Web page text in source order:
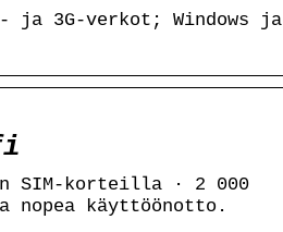
ja 3G-verkot; Windows ja
SIM-korteilla · 2 000
nopea käyttöönotto.